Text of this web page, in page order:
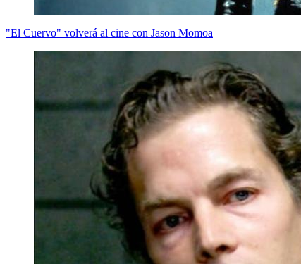
"El Cuervo" volverá al cine con Jason Momoa